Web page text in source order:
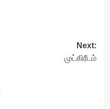
Next:
முட்கிரீடம்